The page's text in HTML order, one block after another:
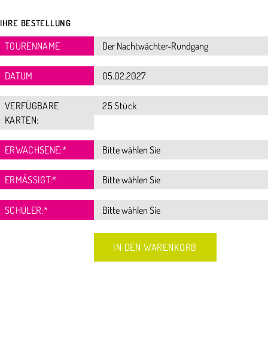
IHRE BESTELLUNG
TOURENNAME
DATUM
VERFÜGBARE
KARTEN:
25 Stück
ERWACHSENE:*
ERMÄSSIGT:*
SCHÜLER:*